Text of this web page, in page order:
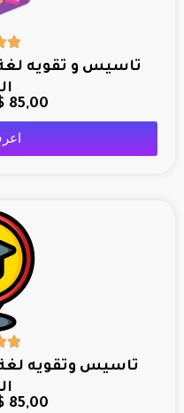
تاسيس و تقويه
85,00
تاسيس وتقويه
85,00